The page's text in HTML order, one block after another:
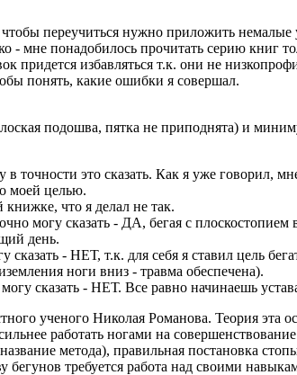
переучиться нужно приложить
- мне понадобилось прочитать серию
придется избавляться т.к. они не
понять, какие ошибки я совершал.
подошва, пятка не приподнята) и
точности это сказать. Как я уже говорил,
моей целью.
что я делал не так.
могу сказать - ДА, бегая с
день.
сказать - НЕТ, т.к. для себя я ставил цель
ноги вниз - травма обеспечена).
сказать - НЕТ. Все равно начинаешь
ученого Николая Романова. Теория эта
работать ногами на
метода), правильная постановка
требуется работа над своими